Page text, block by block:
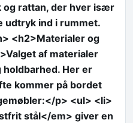
og rattan, der hver især
udtryk ind i rummet.
<h2>Materialer og
af materialer
Her er
kommer på bordet
p> <ul> <li>
stål</em> giver en